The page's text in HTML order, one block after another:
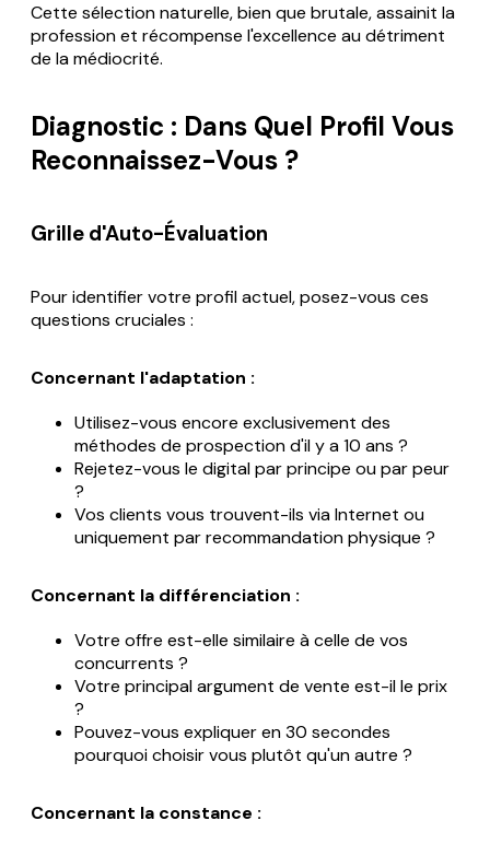
Cette sélection naturelle, bien que brutale, assainit la
profession et récompense l'excellence au détriment
de la médiocrité.
Diagnostic : Dans Quel Profil Vous
Reconnaissez-Vous ?
Grille d'Auto-Évaluation
Pour identifier votre profil actuel, posez-vous ces
questions cruciales :
Concernant l'adaptation :
Utilisez-vous encore exclusivement des
méthodes de prospection d'il y a 10 ans ?
Rejetez-vous le digital par principe ou par peur
?
Vos clients vous trouvent-ils via Internet ou
uniquement par recommandation physique ?
Concernant la différenciation :
Votre offre est-elle similaire à celle de vos
concurrents ?
Votre principal argument de vente est-il le prix
?
Pouvez-vous expliquer en 30 secondes
pourquoi choisir vous plutôt qu'un autre ?
Concernant la constance :